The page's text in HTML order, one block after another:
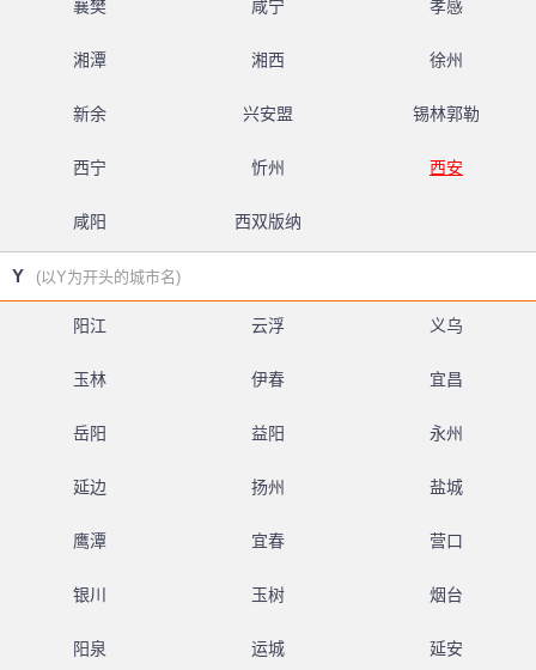
襄樊 咸宁 孝感
湘潭 湘西 徐州
新余 兴安盟 锡林郭勒
西宁 忻州 西安
咸阳 西双版纳
Y (以Y为开头的城市名)
阳江 云浮 义乌
玉林 伊春 宜昌
岳阳 益阳 永州
延边 扬州 盐城
鹰潭 宜春 营口
银川 玉树 烟台
阳泉 运城 延安